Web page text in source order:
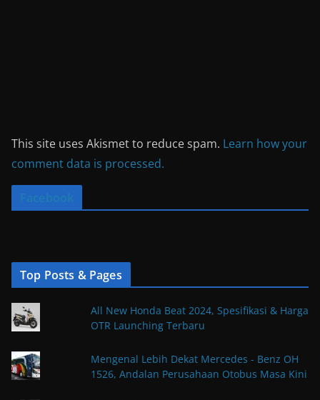
This site uses Akismet to reduce spam. Learn how your
comment data is processed.
Facebook
Top Posts & Pages
All New Honda Beat 2024, Spesifikasi & Harga
OTR Launching Terbaru
Mengenal Lebih Dekat Mercedes - Benz OH
1526, Andalan Perusahaan Otobus Masa Kini